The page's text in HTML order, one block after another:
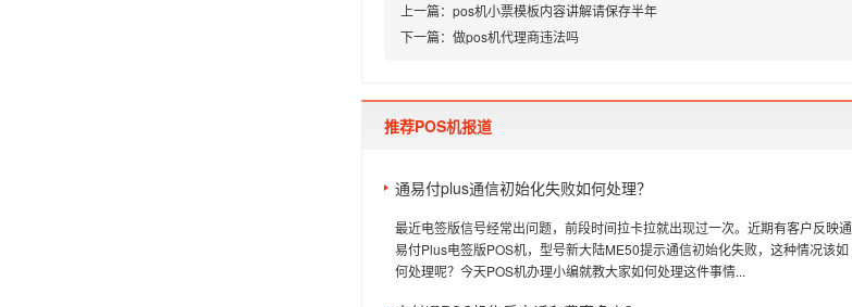
上一篇： pos机小票模板内容讲解请保存半年
下一篇： 做pos机代理商违法吗
推荐POS机报道
通易付plus通信初始化失败如何处理？
最近电签版信号经常出问题，前段时间拉卡拉就出现过一次。近期有客户反映通
易付Plus电签版POS机，型号新大陆ME50提示通信初始化失败，这种情况该如
何处理呢？今天POS机办理小编就教大家如何处理这件事情...